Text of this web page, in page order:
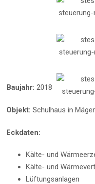
Baujahr: 2018
Objekt: Schulhaus in
Eckdaten:
Kälte- und
Kälte- und
Lüftungsanlagen